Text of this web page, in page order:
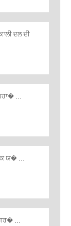
ਦਲ ਦੀ
...
ਯ� ...
...